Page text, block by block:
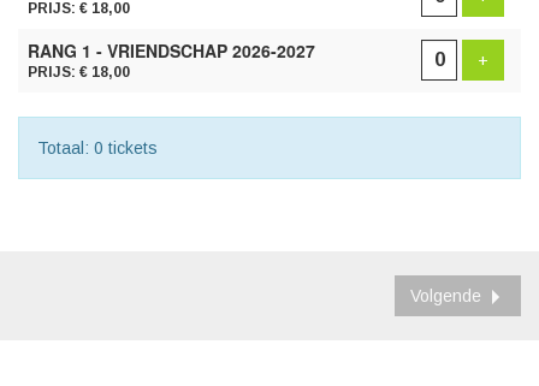
PRIJS: € 18,00
RANG 1 - VRIENDSCHAP 2026-2027
PRIJS: € 18,00
+
Totaal: 0 tickets
Volgende